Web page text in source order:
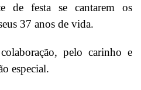
de festa se cantarem os
37 anos de vida.
pelo carinho e
especial.